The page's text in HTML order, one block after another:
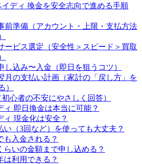
ディ 換金を安全志向で進める手順
前準備（アカウント・上限・支払方法
ービス選定（安全性＞スピード＞買取
し込み〜入金（即日を狙うコツ）
月の支払い計画（家計の「戻し方」を
）
心者の不安にやさしく回答）
ィ 即日換金は本当に可能？
ィ 現金化は安全？
い（3回など）を使っても大丈夫？
も入金される？
らいの金額まで申し込める？
は利用できる？